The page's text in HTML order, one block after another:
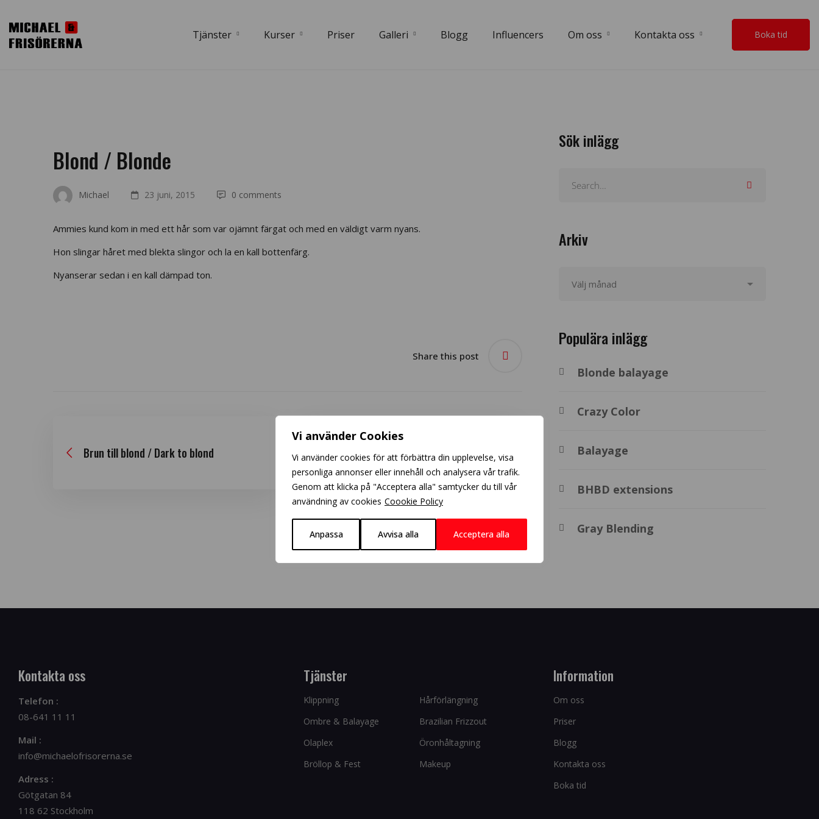
Vi använder Cookies
Vi använder cookies för att förbättra din upplevelse, visa
personliga annonser eller innehåll och analysera vår trafik.
Genom att klicka på "Acceptera alla" samtycker du till vår
användning av cookies Coookie Policy
Anpassa Avvisa alla Acceptera alla
Tjänster Kurser Priser Galleri Blogg Influencers Om oss Kontakta oss Boka tid
Blond / Blonde
Michael 23 juni, 2015 0 comments
Ammies kund kom in med ett hår som var ojämnt färgat och med en väldigt varm nyans.
Hon slingar håret med blekta slingor och la en kall bottenfärg.
Nyanserar sedan i en kall dämpad ton.
Share this post
Brun till blond / Dark to blond Ombre hår / Ombre Hair
Sök inlägg
Arkiv
Populära inlägg
Blonde balayage
Crazy Color
Balayage
BHBD extensions
Gray Blending
Kontakta oss
Telefon :
08-641 11 11
Mail :
info@michaelofrisorerna.se
Adress :
Götgatan 84
118 62 Stockholm
Tjänster
Klippning
Hårförlängning
Ombre & Balayage
Brazilian Frizzout
Olaplex
Öronhåltagning
Bröllop & Fest
Makeup
Information
Om oss
Priser
Blogg
Kontakta oss
Boka tid